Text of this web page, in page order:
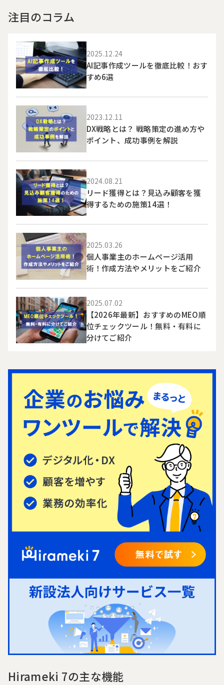
注目のコラム
2025.12.24
AI記事作成ツールを徹底比較！おす
すめ6選
2023.12.11
DX戦略とは？ 戦略策定の進め方や
ポイント、成功事例を解説
2024.08.21
リード獲得とは？見込み顧客を獲
得するための施策14選！
2025.03.26
個人事業主のホームページ活用
術！作成方法やメリットをご紹介
2025.07.02
【2026年最新】おすすめのMEO順
位チェックツール！無料・有料に
分けてご紹介
Hirameki 7の主な機能